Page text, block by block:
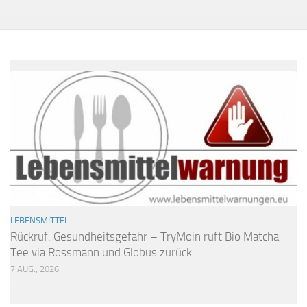
LEBENSMITTEL
Rückruf: Gesundheitsgefahr – TryMoin ruft Bio Matcha
Tee via Rossmann und Globus zurück
7 AUG., 2026